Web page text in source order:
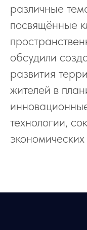
различные
посвящённые
обсудили
развития
жителей в
технологии,